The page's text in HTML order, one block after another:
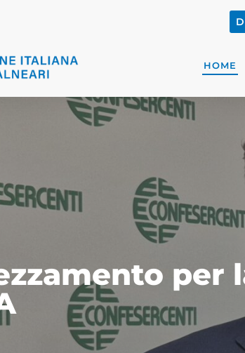
HOME
per